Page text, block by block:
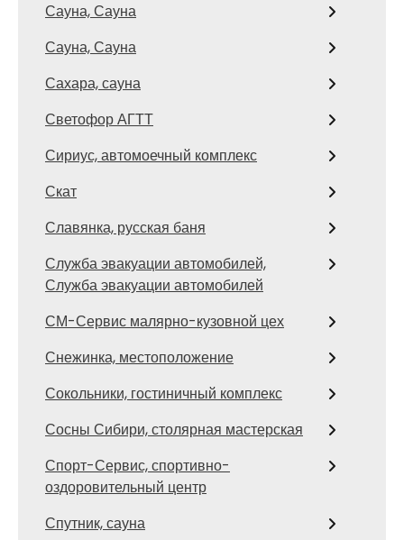
Сауна, Сауна
Сауна, Сауна
Сахара, сауна
Светофор АГТТ
Сириус, автомоечный комплекс
Скат
Славянка, русская баня
Служба эвакуации автомобилей,
Служба эвакуации автомобилей
СМ-Сервис малярно-кузовной цех
Снежинка, местоположение
Сокольники, гостиничный комплекс
Сосны Сибири, столярная мастерская
Спорт-Сервис, спортивно-
оздоровительный центр
Спутник, сауна